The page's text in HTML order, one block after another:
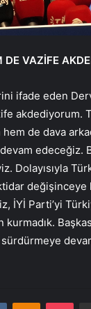
VAZİFE
ifade eden
akdediyorum.
de dava
edeceğiz.
İYİ Parti’yi
VKontakte